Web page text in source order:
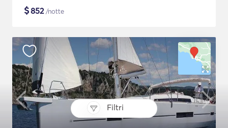
Filtri
$852/notte